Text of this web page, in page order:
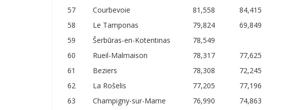
57
Courbevoie 81,558 84,415
58
Le Tamponas 79,824 69,849
59
Šerbūras-en-Kotentinas 78,549
60
Rueil-Malmaison 78,317 77,625
61
Beziers 78,308 72,245
62
La Rošelis 77,205 77,196
63
Champigny-sur-Marne 76,990 74,863